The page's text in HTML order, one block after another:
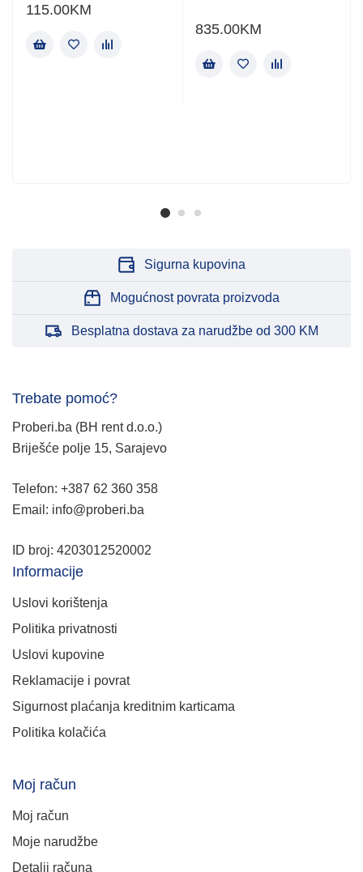
115.00KM
835.00KM
Sigurna kupovina
Mogućnost povrata proizvoda
Besplatna dostava za narudžbe od 300 KM
Trebate pomoć?
Proberi.ba (BH rent d.o.o.)
Briješće polje 15, Sarajevo
Telefon: +387 62 360 358
Email: info@proberi.ba
ID broj: 4203012520002
Informacije
Uslovi korištenja
Politika privatnosti
Uslovi kupovine
Reklamacije i povrat
Sigurnost plaćanja kreditnim karticama
Politika kolačića
Moj račun
Moj račun
Moje narudžbe
Detalji računa